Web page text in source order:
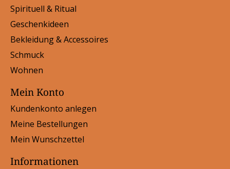
Spirituell & Ritual
Geschenkideen
Bekleidung & Accessoires
Schmuck
Wohnen
Mein Konto
Kundenkonto anlegen
Meine Bestellungen
Mein Wunschzettel
Informationen